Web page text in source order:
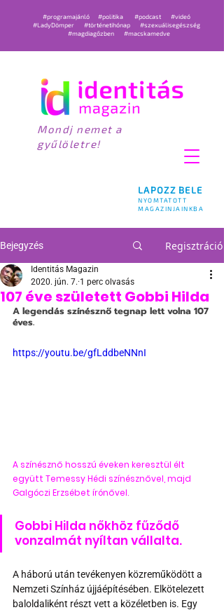
LAPOZZ BELE
NYOMTATOTT
MAGAZINJAINKBA
#programajánló #politika #podcast
#videó
#LadyDömper
#történetihónap
#szexuálisegészség
#magdiagőzben
#macskamedve
Mondj nemet a
gyűlöletre!
Bejegyzés Regisztráció
107 éve született Gobbi Hilda
Identitás Magazin
2020. jún. 7. 1 perc olvasás
A legendás színésznő tegnap lett volna 107
éves.
https://youtu.be/gfLddbeNNnI
A színésznő hosszú éveken keresztül élt
együtt Temessy Hédi színésznővel, majd
Galgóczi Erzsébet írónővel.
Gobbi Hilda nőkhöz fűződő
vonzalmát nyíltan vállalta.
A háború után tevékenyen közreműködött a
Nemzeti Színház újjáépítésében. Elkötelezett
baloldaliként részt vett a közéletben is. Egy